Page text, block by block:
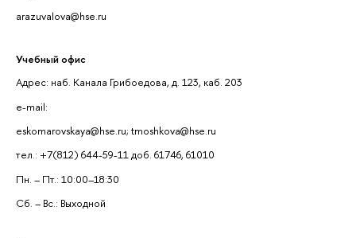
arazuvalova@hse.ru
Учебный офис
Адрес: наб. Канала Грибоедова, д. 123, каб. 203
e-mail:
eskomarovskaya@hse.ru; tmoshkova@hse.ru
тел.: +7(812) 644-59-11 доб. 61746, 61010
Пн. – Пт.: 10:00–18:30
Сб. – Вс.: Выходной